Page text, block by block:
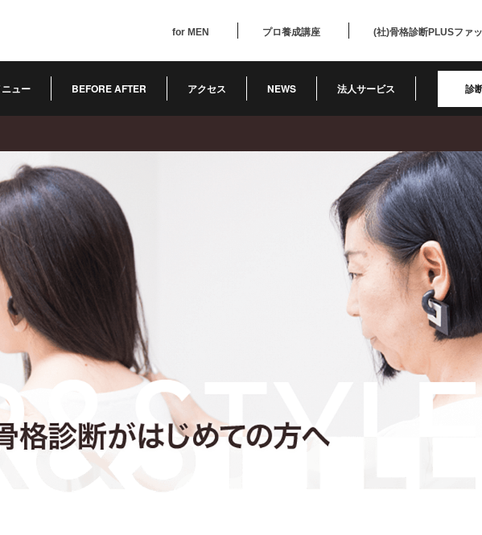
for MEN プロ養成講座 (社)骨格診断PLUSファ
ュー BEFORE AFTER アクセス NEWS 法人サービス 診